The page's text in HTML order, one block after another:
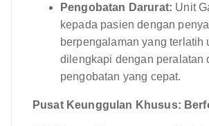
Pengobatan Darurat: Unit
kepada pasien dengan
berpengalaman yang
dilengkapi dengan peralatan
pengobatan yang cepat.
Pusat Keunggulan Khusus: